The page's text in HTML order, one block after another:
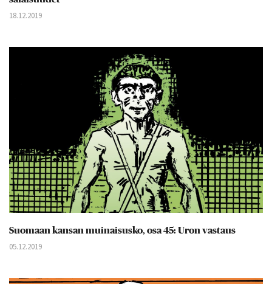
18.12.2019
Suomaan kansan muinaisusko, osa 45: Uron vastaus
05.12.2019